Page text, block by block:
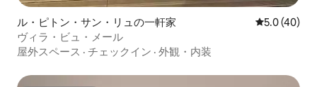
ル・ピトン・サン・リュの一軒家 レビュー40
5.0 (40)
ヴィラ・ビュ・メール
屋外スペース · チェックイン · 外観・内装